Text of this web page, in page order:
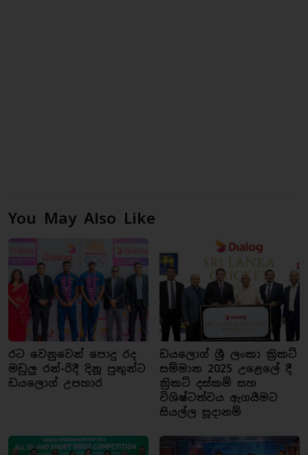
You May Also Like
රට වෙනුවෙන් පොදු රද
මඩුලු රන්-රිදී දිනූ පුතුන්ට
ඩයලොග් උපහාර
ඩයලොග් ශ්‍රී ලංකා ක්‍රිකට්
සම්මාන 2025 උළෙලේ දී
ක්‍රිකට් දස්කම් සහ
විශිෂ්ටත්වය ඇගයීමට
සියල්ල සූදානම්